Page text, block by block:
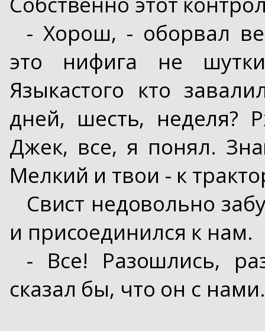
- Хорош, - оборвал
это нифига не
Языкастого кто
дней, шесть, неделя?
Джек, все, я понял.
Мелкий и твои - к
Свист недовольно
и присоединился к нам.
- Все! Разошлись,
сказал бы, что он с